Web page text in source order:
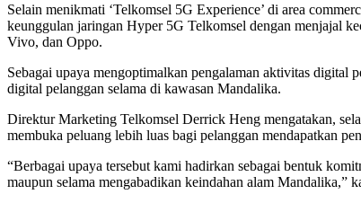
Selain menikmati ‘Telkomsel 5G Experience’ di area
keunggulan jaringan Hyper 5G Telkomsel dengan menjajal
Vivo, dan Oppo.
Sebagai upaya mengoptimalkan pengalaman aktivitas digital
digital pelanggan selama di kawasan Mandalika.
Direktur Marketing Telkomsel Derrick Heng mengatakan,
membuka peluang lebih luas bagi pelanggan mendapatkan
“Berbagai upaya tersebut kami hadirkan sebagai bentuk
maupun selama mengabadikan keindahan alam Mandalika,”